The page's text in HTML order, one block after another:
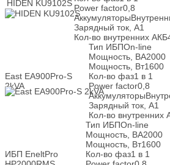
HIDEN KU9102S Power factor0,8
Аккумуляторы
Зарядный ток, А1
Кол-во внутренних АКБ
East EA900Pro-S
2kVA
Тип ИБПOn-line
Мощность, ВА2000
Мощность, Вт1600
Кол-во фаз1 в 1
Power factor0,8
Аккумуляторы
Зарядный ток, А1
Кол-во внутренних
ИБП EneltPro
Тип ИБПOn-line
Мощность, ВА2000
Мощность, Вт1600
Кол-во фаз1 в 1